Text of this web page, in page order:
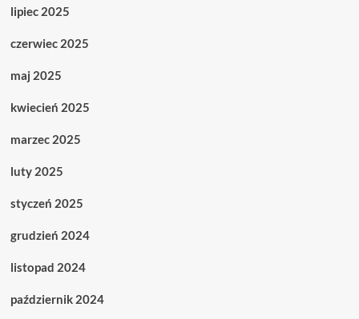
lipiec 2025
czerwiec 2025
maj 2025
kwiecień 2025
marzec 2025
luty 2025
styczeń 2025
grudzień 2024
listopad 2024
październik 2024